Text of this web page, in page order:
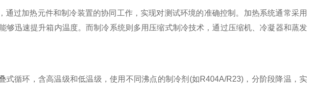
过加热元件和制冷装置的协同工作，实现对测试环境的准确控制。加热系统通常采用
够迅速提升箱内温度。而制冷系统则多用压缩式制冷技术，通过压缩机、冷凝器和蒸发
循环，含高温级和低温级，使用不同沸点的制冷剂(如R404A/R23)，分阶段降温，实